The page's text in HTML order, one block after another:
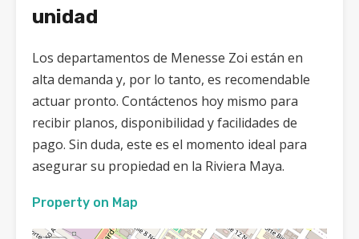
unidad
Los departamentos de Menesse Zoi están en
alta demanda y, por lo tanto, es recomendable
actuar pronto. Contáctenos hoy mismo para
recibir planos, disponibilidad y facilidades de
pago. Sin duda, este es el momento ideal para
asegurar su propiedad en la Riviera Maya.
Property on Map